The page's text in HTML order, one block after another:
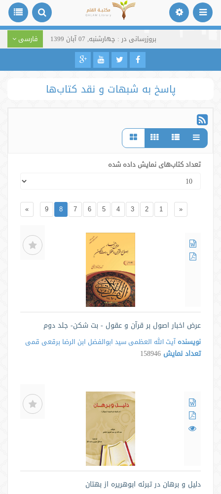
بروزرسانی در : چهارشنبه, 07 آبان 1399 فارسی
پاسخ به شبهات و نقد کتاب‌ها
تعداد کتاب‌های نمایش داده شده
«
1
2
3
4
5
6
7
8
9
»
عرض اخبار اصول بر قرآن و عقول - بت شکن- جلد دوم
نویسنده آیت الله العظمی سید ابوالفضل ابن الرضا برقعی قمی
تعداد نمایش 158946
دلیل و برهان در تبرئه ابوهریره از بهتان